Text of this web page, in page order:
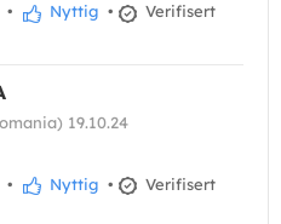
• Nyttig •
Verifisert
19.10.24
• Nyttig •
Verifisert